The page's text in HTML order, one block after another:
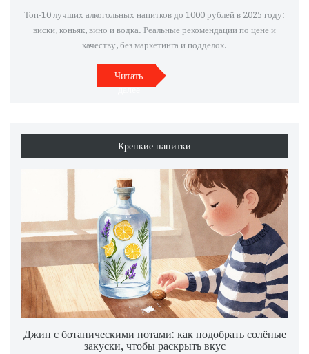
Топ-10 лучших алкогольных напитков до 1000 рублей в 2025 году:
виски, коньяк, вино и водка. Реальные рекомендации по цене и
качеству, без маркетинга и подделок.
Читать
далее
Крепкие напитки
Джин с ботаническими нотами: как подобрать солёные
закуски, чтобы раскрыть вкус